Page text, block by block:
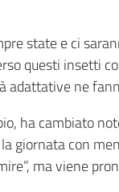
state e ci
questi insetti
ne
ha cambiato
giornata con
ma viene